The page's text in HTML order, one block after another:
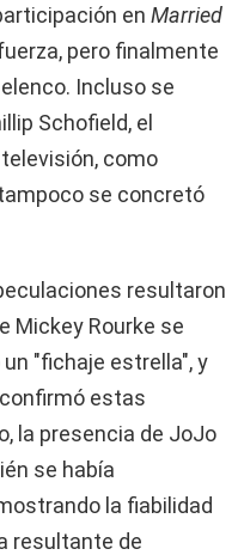
en Married
pero finalmente
Incluso se
Schofield, el
como
se concretó
resultaron
Mickey Rourke se
"fichaje estrella", y
estas
la presencia de JoJo
se había
la fiabilidad
resultante de